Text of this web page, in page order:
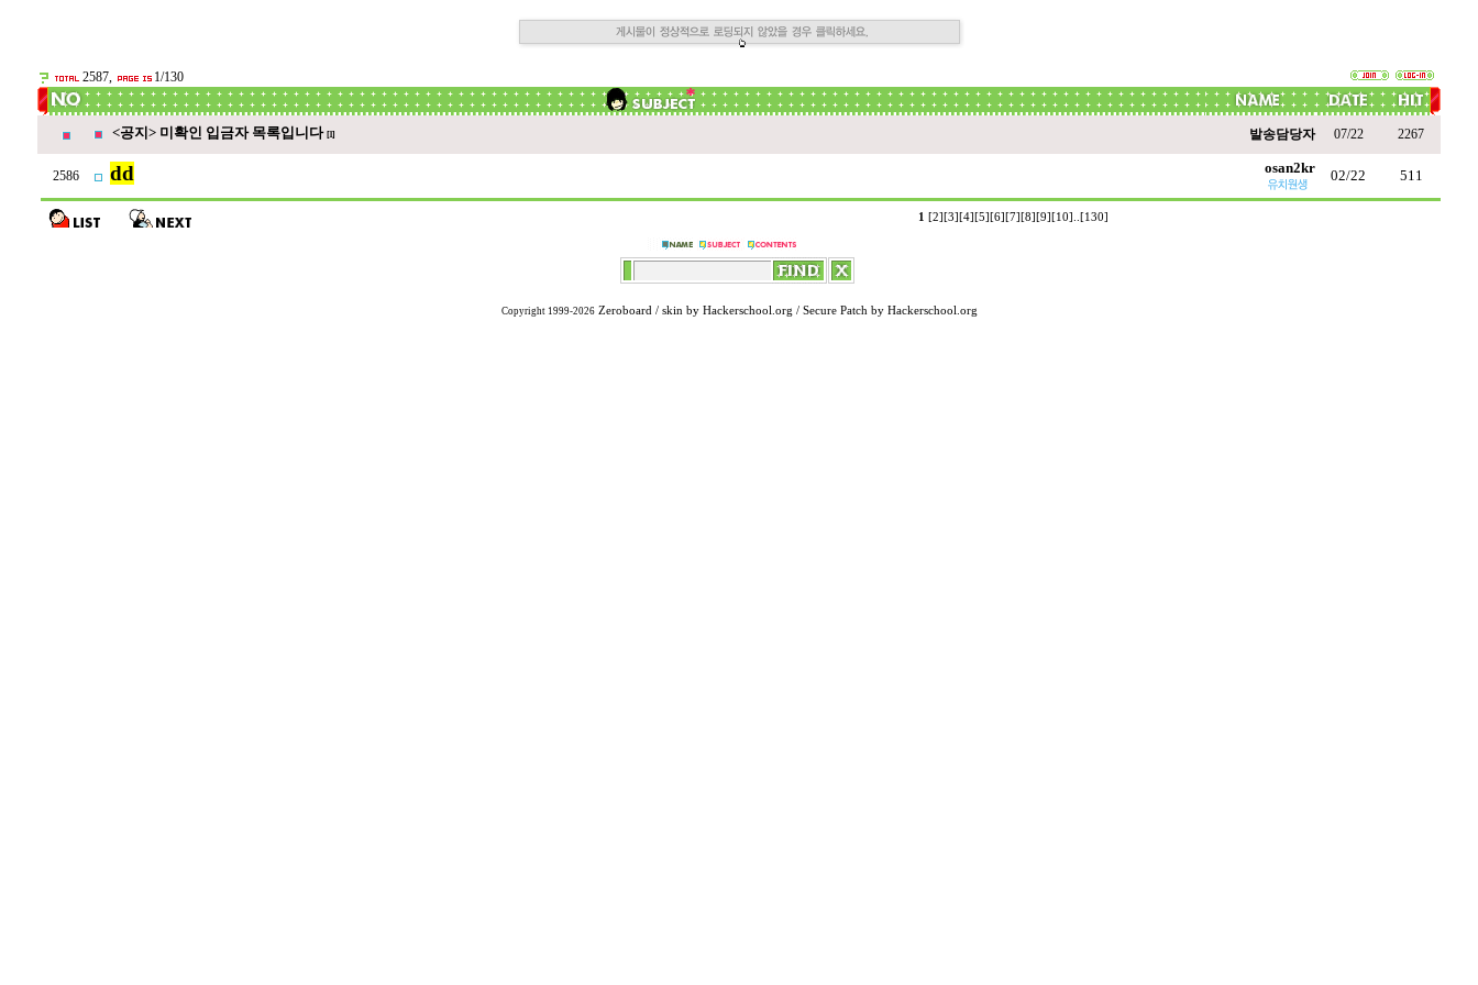
2587, 1/130
<공지> 미확인 입금자 목록입니다 [1] 발송담당자 07/22 2267
2586 dd osan2kr 02/22 511
1 [2] [3] [4] [5] [6] [7] [8] [9] [10] [130]
Copyright 1999-2026 Zeroboard / skin by Hackerschool.org / Secure Patch by Hackerschool.org